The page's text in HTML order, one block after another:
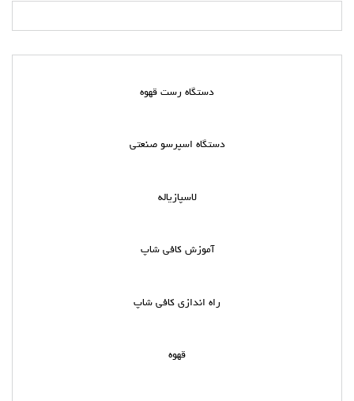
دستگاه رست قهوه
دستگاه اسپرسو صنعتی
لاسپازیاله
آموزش کافی شاپ
راه اندازی کافی شاپ
قهوه